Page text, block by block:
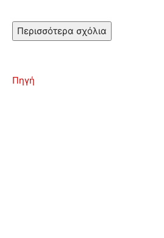
Περισσότερα σχόλια
Πηγή